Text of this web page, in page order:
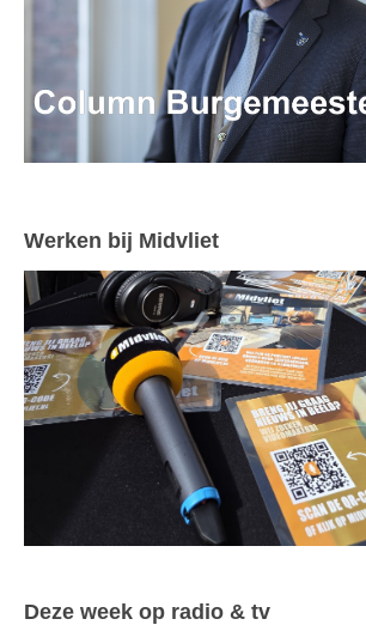
Werken bij Midvliet
Deze week op radio & tv